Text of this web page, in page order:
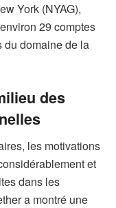
York (NYAG),
29 comptes
du domaine de la
des
les motivations
et
dans les
a montré une